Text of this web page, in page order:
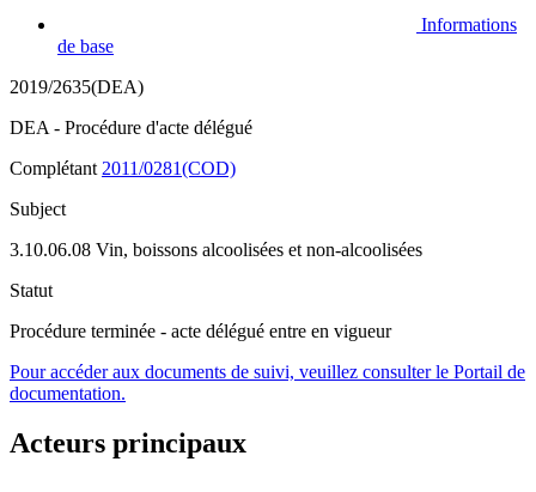
Informations
de base
2019/2635(DEA)
DEA - Procédure d'acte délégué
Complétant 2011/0281(COD)
Subject
3.10.06.08 Vin, boissons alcoolisées et non-alcoolisées
Statut
Procédure terminée - acte délégué entre en vigueur
Pour accéder aux documents de suivi, veuillez consulter le Portail de
documentation.
Acteurs principaux